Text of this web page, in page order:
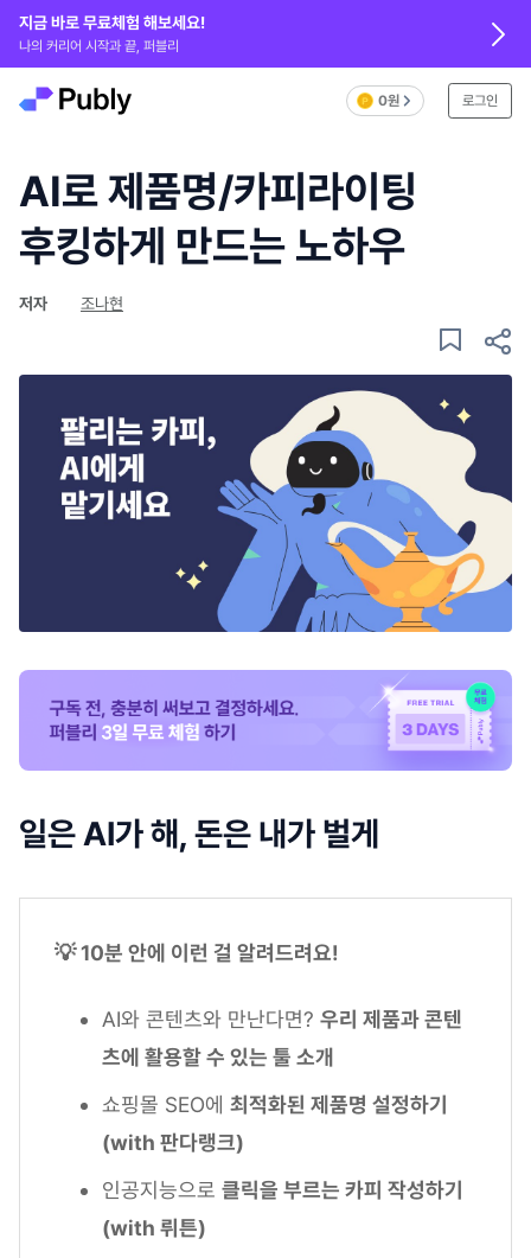
지금 바로 무료체험 해보세요!
나의 커리어 시작과 끝, 퍼블리
0원 로그인
AI로 제품명/카피라이팅
후킹하게 만드는 노하우
저자 조나현
일은 AI가 해, 돈은 내가 벌게
💡 10분 안에 이런 걸 알려드려요!
AI와 콘텐츠와 만난다면? 우리 제품과 콘텐
츠에 활용할 수 있는 툴 소개
쇼핑몰 SEO에 최적화된 제품명 설정하기
(with 판다랭크)
인공지능으로 클릭을 부르는 카피 작성하기
(with 뤼튼)